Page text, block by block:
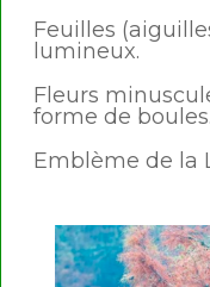
Feuilles
lumineux.
Fleurs
forme de boules.
Emblème de la